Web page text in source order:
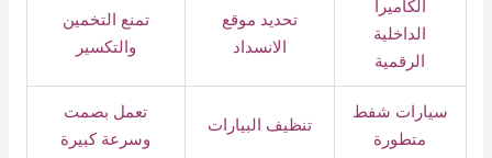
الكاميرا
الداخلية
الرقمية
تحديد موقع
الانسداد
تمنع التخمين
والتكسير
سيارات شفط
متطورة
تنظيف البيارات
تعمل بصمت
وسرعة كبيرة